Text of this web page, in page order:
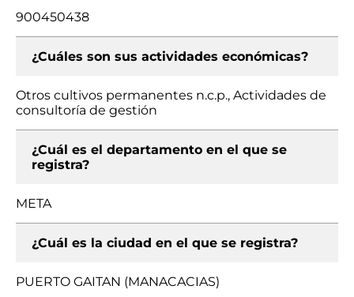
900450438
¿Cuáles son sus actividades económicas?
Otros cultivos permanentes n.c.p., Actividades de
consultoría de gestión
¿Cuál es el departamento en el que se
registra?
META
¿Cuál es la ciudad en el que se registra?
PUERTO GAITAN (MANACACIAS)